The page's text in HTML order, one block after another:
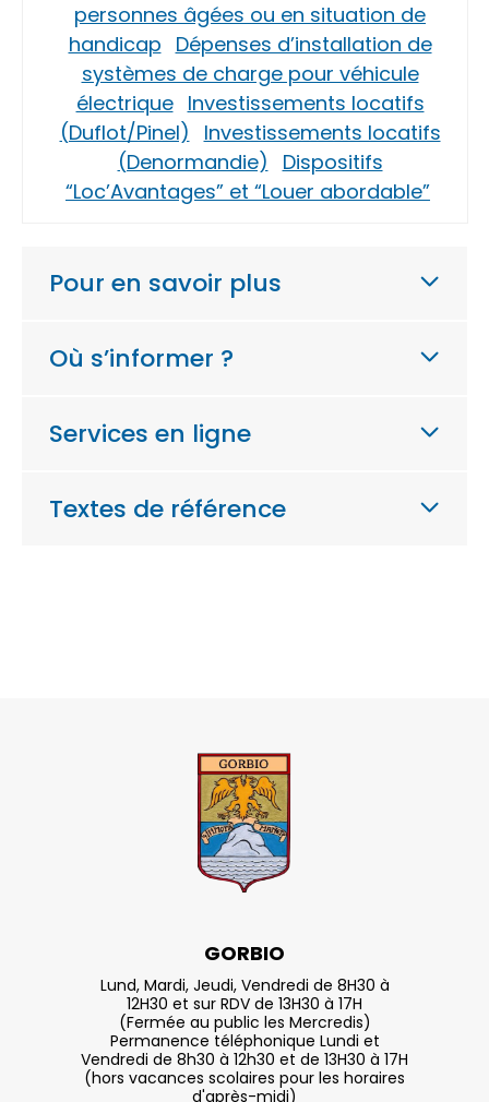
personnes âgées ou en situation de
handicap Dépenses d’installation de
systèmes de charge pour véhicule
électrique Investissements locatifs
(Duflot/Pinel)
Investissements locatifs
(Denormandie)
Dispositifs
“Loc’Avantages” et “Louer abordable”
Pour en savoir plus
Où s’informer ?
Services en ligne
Textes de référence
GORBIO
Lund, Mardi, Jeudi, Vendredi de 8H30 à
12H30 et sur RDV de 13H30 à 17H
(Fermée au public les Mercredis)
Permanence téléphonique Lundi et
Vendredi de 8h30 à 12h30 et de 13H30 à 17H
(hors vacances scolaires pour les horaires
d'après-midi)